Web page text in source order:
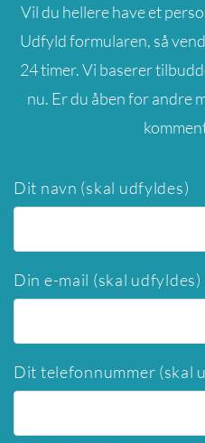
Vil du hellere have et
Udfyld formularen, så
24 timer. Vi baserer
nu. Er du åben for andre
Dit navn (skal udfyldes)
Din e-mail (skal udfyldes)
Dit telefonnummer (skal